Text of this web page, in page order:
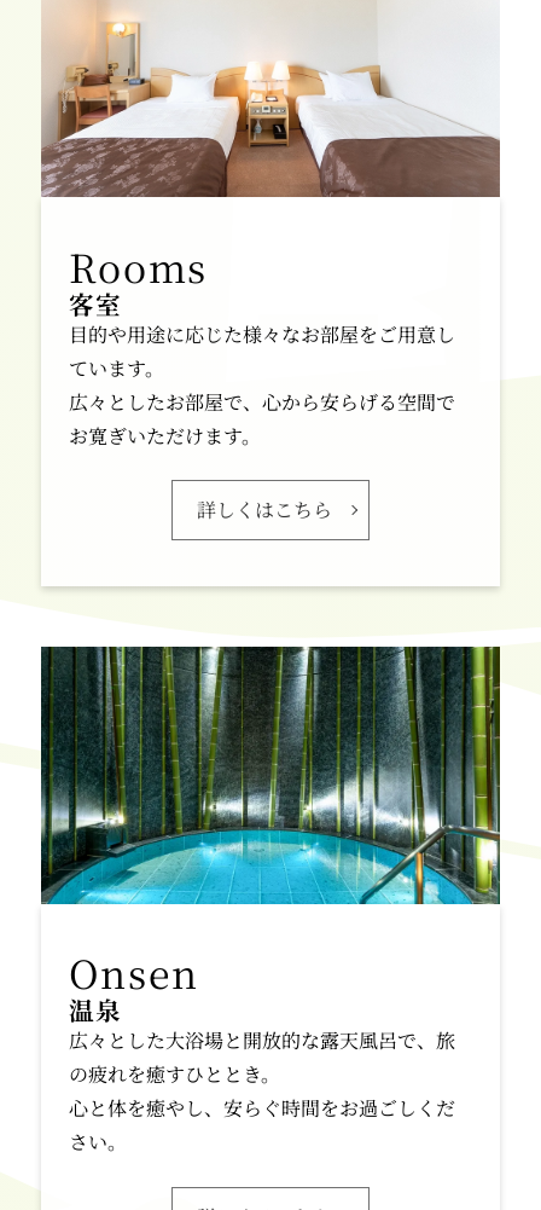
客室
目的や用途に応じた様々なお部屋をご用意し
ています。
広々としたお部屋で、心から安らげる空間で
お寛ぎいただけます。
詳しくはこちら
温泉
広々とした大浴場と開放的な露天風呂で、旅
の疲れを癒すひととき。
心と体を癒やし、安らぐ時間をお過ごしくだ
さい。